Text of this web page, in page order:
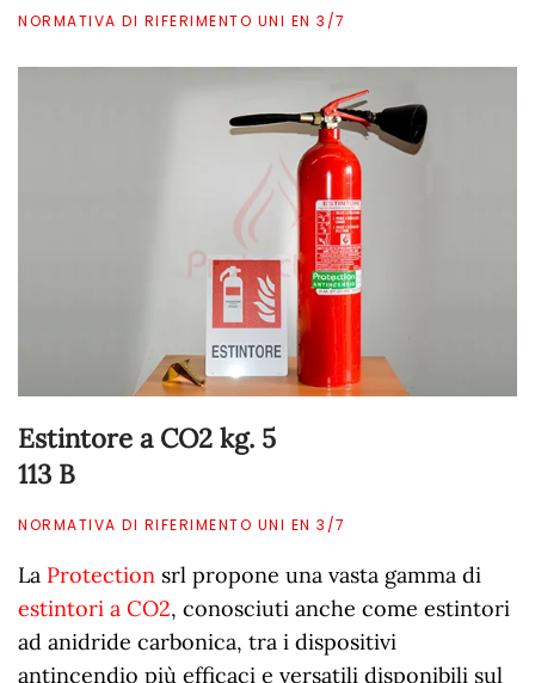
NORMATIVA DI RIFERIMENTO UNI EN 3/7
Estintore a CO2 kg. 5
113 B
NORMATIVA DI RIFERIMENTO UNI EN 3/7
La Protection srl propone una vasta gamma di
estintori a CO2, conosciuti anche come estintori
ad anidride carbonica, tra i dispositivi
antincendio più efficaci e versatili disponibili sul